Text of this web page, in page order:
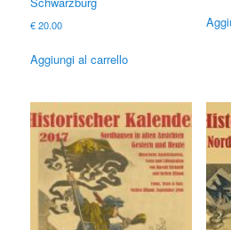
€20.00
Aggiungi al carrello